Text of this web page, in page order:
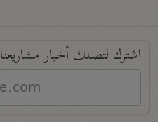
اشترك لتصلك أخبار مشاريعنا